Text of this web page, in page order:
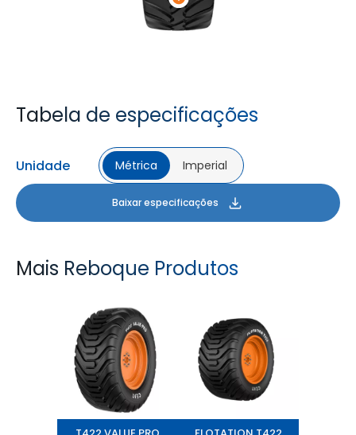
Tabela de especificações
Unidade Métrica Imperial
Baixar especificações
Mais Reboque Produtos